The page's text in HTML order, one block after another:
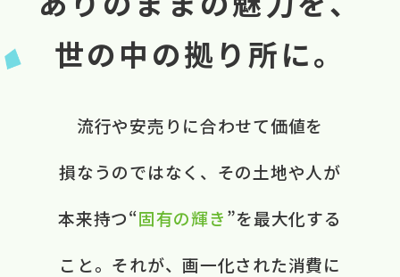
世の中の拠り所に。
流行や​安売りに​合わせて​価値を​
損なうのではなく、​ ​その​土地や​人が​
本来​持つ“固有の​輝き”を​最大化する​
こと。​ それが、​画一化された​消費に​